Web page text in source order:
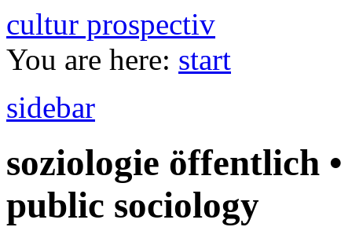
cultur prospectiv
You are here: start
sidebar
soziologie öffentlich
public sociology